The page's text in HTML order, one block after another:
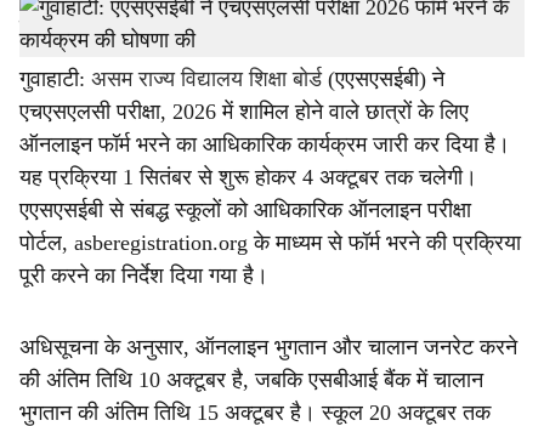
h
a
r
e
स्टाफ रिपोर्टर
गुवाहाटी: असम राज्य विद्यालय शिक्षा बोर्ड(एएसएसईबी) ने
एचएसएलसी परीक्षा, 2026 में शामिल होने वाले छात्रों के लिए
ऑनलाइन फॉर्म भरने का आधिकारिक कार्यक्रम जारी कर दिया है।
यह प्रक्रिया 1 सितंबर से शुरू होकर 4 अक्टूबर तक चलेगी।
एएसएसईबी से संबद्ध स्कूलों को आधिकारिक ऑनलाइन परीक्षा
पोर्टल, asberegistration.org के माध्यम से फॉर्म भरने की प्रक्रिया
पूरी करने का निर्देश दिया गया है।
अधिसूचना के अनुसार, ऑनलाइन भुगतान और चालान जनरेट करने
की अंतिम तिथि 10 अक्टूबर है, जबकि एसबीआई बैंक में चालान
भुगतान की अंतिम तिथि 15 अक्टूबर है। स्कूल 20 अक्टूबर तक